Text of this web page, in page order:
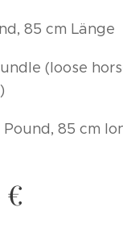
85 cm Länge
(loose
Pound, 85 cm
€